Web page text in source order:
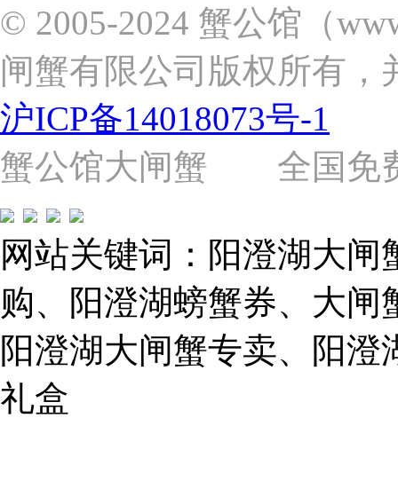
区
杨
路
号
（靠
近
苗
圃
路）
Tel:
021-
62243579
E-
mail:
859749344@qq.com
1019225591
© 2005-2024 蟹公馆（
闸蟹有限公司版权所有，
沪ICP备14018073号-1
蟹公馆大闸蟹 全国免费
网站关键词：阳澄湖大
购、阳澄湖螃蟹券、大
阳澄湖大闸蟹专卖、阳
礼盒